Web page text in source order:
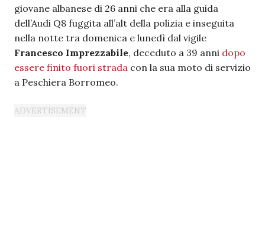
giovane albanese di 26 anni che era alla guida
dell’Audi Q8 fuggita all’alt della polizia e inseguita
nella notte tra domenica e lunedì dal vigile
Francesco Imprezzabile, deceduto a 39 anni dopo
essere finito fuori strada con la sua moto di servizio
a Peschiera Borromeo.